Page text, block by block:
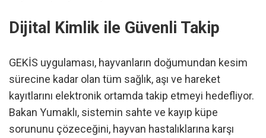
Dijital Kimlik ile Güvenli Takip
GEKİS uygulaması, hayvanların doğumundan kesim
sürecine kadar olan tüm sağlık, aşı ve hareket
kayıtlarını elektronik ortamda takip etmeyi hedefliyor.
Bakan Yumaklı, sistemin sahte ve kayıp küpe
sorununu çözeceğini, hayvan hastalıklarına karşı